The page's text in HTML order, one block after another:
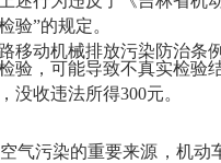
验”的规定。
动机械排放污染防治条
验，可能导致不真实检
没收违法所得300元。
污染的重要来源，机动